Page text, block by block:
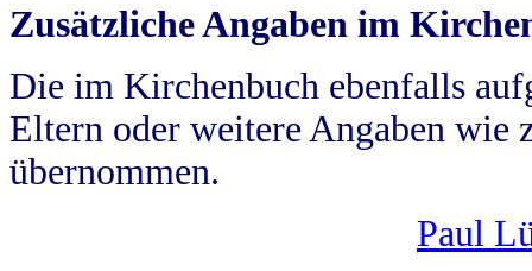
Zusätzliche Angaben im
Die im Kirchenbuch ebenfalls
Eltern oder weitere Angaben wie
übernommen.
Paul